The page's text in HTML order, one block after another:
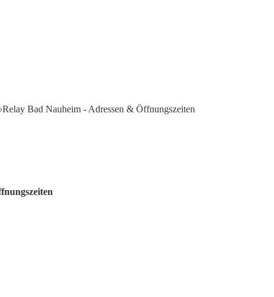
Relay Bad Nauheim - Adressen & Öffnungszeiten